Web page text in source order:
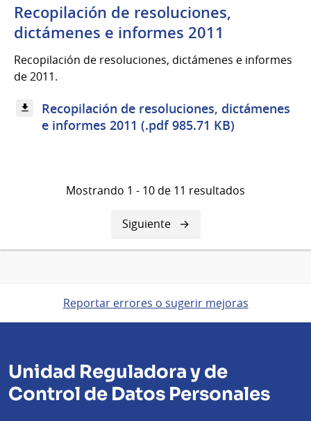
Recopilación de resoluciones,
dictámenes e informes 2011
Recopilación de resoluciones, dictámenes e informes
de 2011.
Recopilación de resoluciones, dictámenes
e informes 2011 (.pdf 985.71 KB)
Mostrando 1 - 10 de 11 resultados
Siguiente
página
Siguiente
Reportar errores o sugerir mejoras
Unidad Reguladora y de
Control de Datos Personales